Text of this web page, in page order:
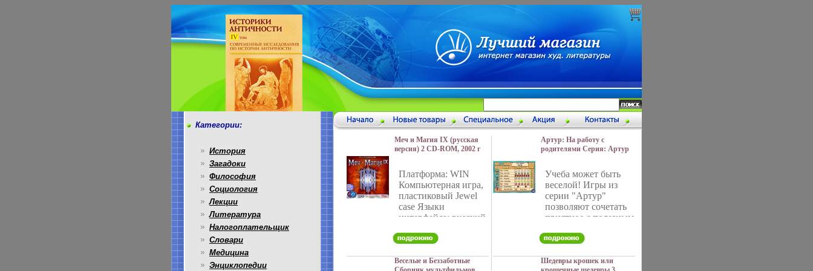
Категории:
История
Загадоки
Философия
Социология
Лекции
Литература
Налогоплательщик
Словари
Медицина
Энциклопедии
Меч и Магия IX (русская
версия) 2 CD-ROM, 2002 г
Jewel case Что делать, если
программа не запускается?
инфо 3475g.
Платформа: WIN
Компьютерная игра,
пластиковый Jewel
case Языки
интерфейса: русский
самых лучших
ролевых игр
Веселые и Беззаботные
Артур: На работу с
родителями Серия: Артур
Учеба может быть
веселой! Игры из
серии "Артур"
позволяют сочетать
приятное с полезным
приобретать
при этом
Шедевры крошек или